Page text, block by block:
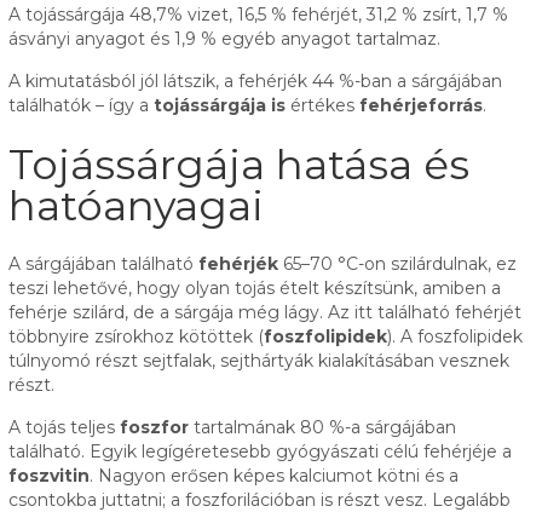
A tojássárgája 48,7% vizet, 16,5 % fehérjét, 31,2 % zsírt, 1,7 %
ásványi anyagot és 1,9 % egyéb anyagot tartalmaz.
A kimutatásból jól látszik, a fehérjék 44 %-ban a sárgájában
találhatók – így a tojássárgája isértékes fehérjeforrás.
Tojássárgája hatása és
hatóanyagai
A sárgájában található fehérjék65–70 °C-on szilárdulnak, ez
teszi lehetővé, hogy olyan tojás ételt készítsünk, amiben a
fehérje szilárd, de a sárgája még lágy. Az itt található fehérjét
többnyire zsírokhoz kötöttek (foszfolipidek). A foszfolipidek
túlnyomó részt sejtfalak, sejthártyák kialakításában vesznek
részt.
A tojás teljes foszfortartalmának 80 %-a sárgájában
található. Egyik legígéretesebb gyógyászati célú fehérjéje a
foszvitin. Nagyon erősen képes kalciumot kötni és a
csontokba juttatni; a foszforilációban is részt vesz. Legalább